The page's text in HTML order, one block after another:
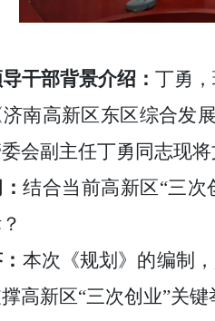
干部背景介绍：丁勇
济南高新区东区综合发
会副主任丁勇同志现将
结合当前高新区“三
本次《规划》的编制
高新区“三次创业”关